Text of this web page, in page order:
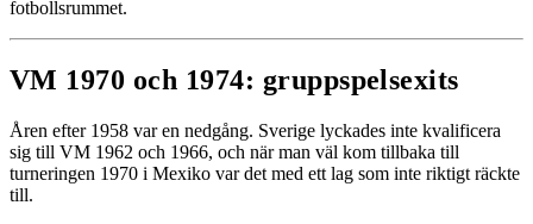
fotbollsrummet.
VM 1970 och 1974: gruppspelsexits
Åren efter 1958 var en nedgång. Sverige lyckades inte kvalificera
sig till VM 1962 och 1966, och när man väl kom tillbaka till
turneringen 1970 i Mexiko var det med ett lag som inte riktigt räckte
till.